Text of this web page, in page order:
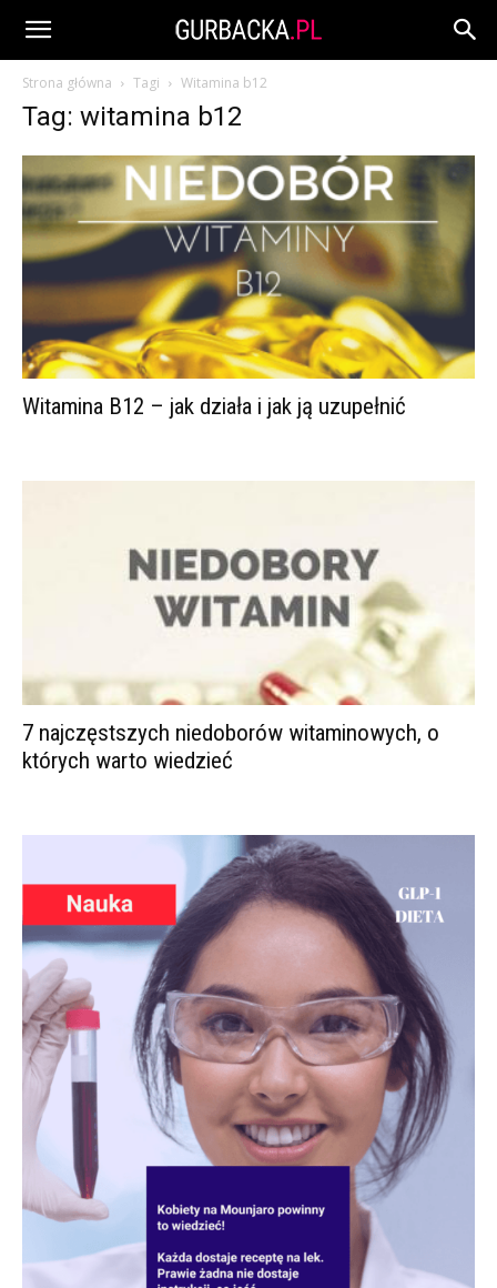
Strona główna Tagi Witamina b12
Tag: witamina b12
Witamina B12 – jak działa i jak ją uzupełnić
7 najczęstszych niedoborów witaminowych, o
których warto wiedzieć